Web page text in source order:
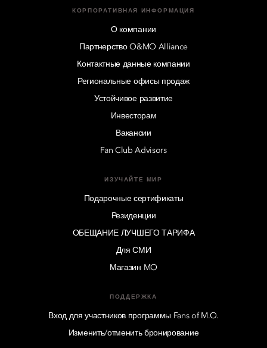
КОРПОРАТИВНАЯ ИНФОРМАЦИЯ
О компании
Партнерство O&MO Alliance
Контактные данные компании
Региональные офисы продаж
Устойчивое развитие
Инвесторам
Вакансии
Fan Club Advisors
ИЗУЧАЙТЕ МИР
Подарочные сертификаты
Резиденции
ОБЕЩАНИЕ ЛУЧШЕГО ТАРИФА
Для СМИ
Магазин MO
ПОДДЕРЖКА
Вход для участников программы Fans of M.O.
Изменить/отменить бронирование